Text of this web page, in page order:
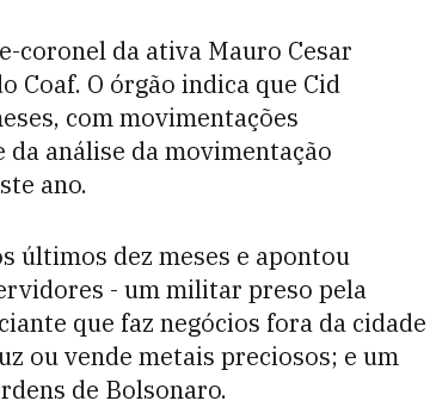
coronel da ativa Mauro Cesar
Coaf. O órgão indica que Cid
com movimentações
análise da movimentação
ano.
últimos dez meses e apontou
- um militar preso pela
que faz negócios fora da cidade
ou vende metais preciosos; e um
de Bolsonaro.